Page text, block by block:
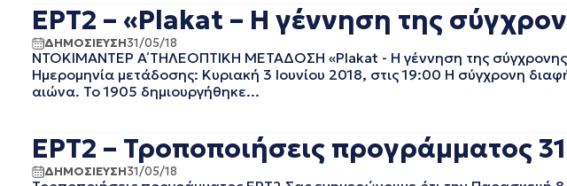
ΑΠΡΙΛΙΟΣ 2023
ΜΑΡΤΙΟΣ 2023
ΙΑΝΟΥΑΡΙΟΣ 2023
ΔΕΚΕΜΒΡΙΟΣ 2022
ΣΕΠΤΕΜΒΡΙΟΣ 2022
ΕΡΤ2 – «Plakat – H γέννηση της
ΔΗΜΟΣΙΕΥΣΗ31/05/18
ΝΤΟΚΙΜΑΝΤΕΡ Α΄ ΤΗΛΕΟΠΤΙΚΗ ΜΕΤΑΔΟΣΗ «Plakat - H γέννηση της
Ημερομηνία μετάδοσης: Κυριακή 3 Ιουνίου 2018, στις 19:00 Η σύγχρονη
αιώνα. Το 1905 δημιουργήθηκε...
ΕΡΤ2 – Τροποποιήσεις προγράμματος
ΔΗΜΟΣΙΕΥΣΗ31/05/18